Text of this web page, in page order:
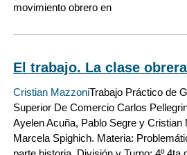
movimiento obrero en
El trabajo. La clase
Cristian MazzoniTrabajo Práctico de
Superior De Comercio Carlos
Ayelen Acuña, Pablo Segre y Cristian
Marcela Spighich. Materia: